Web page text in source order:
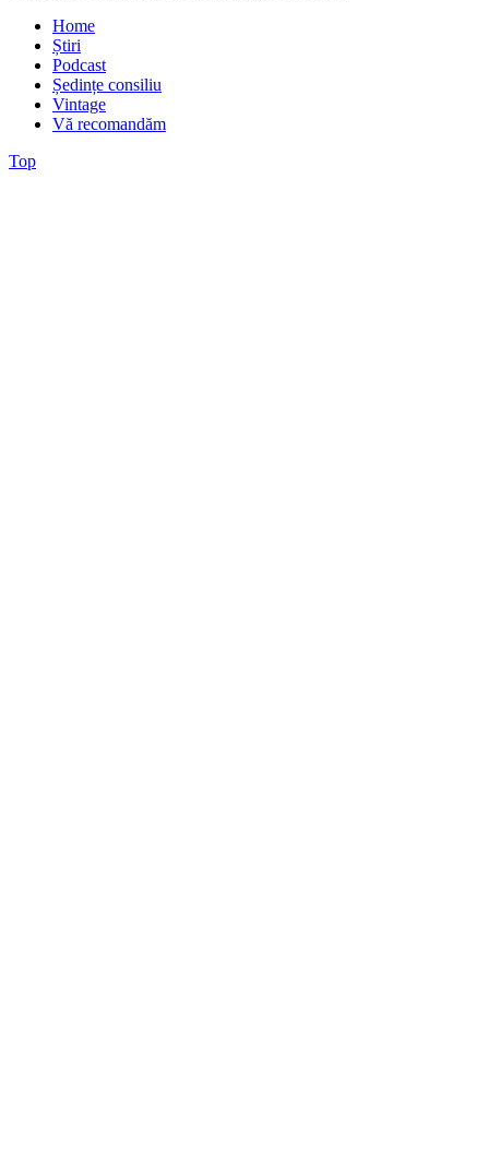
Home
Știri
Podcast
Ședințe consiliu
Vintage
Vă recomandăm
Top